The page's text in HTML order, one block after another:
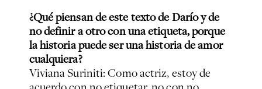
¿Qué piensan de este texto de Darío y de
no definir a otro con una etiqueta, porque
la historia puede ser una historia de amor
cualquiera?
Viviana Suriniti: Como actriz, estoy de